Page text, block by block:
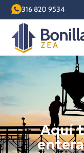
316 820 9534
Aquí